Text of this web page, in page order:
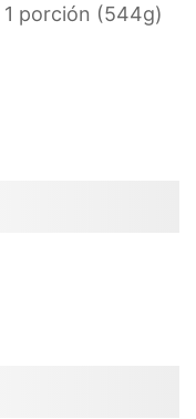
porción (544g)